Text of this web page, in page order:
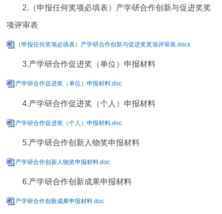
2. （申报任何奖项必填表）产学研合作创新与促进奖奖
项评审表
（申报任何奖项必填表）产学研合作创新与促进奖奖项评审表.docx
3.产学研合作促进奖（单位）申报材料
产学研合作促进奖（单位）申报材料.doc
4.产学研合作促进奖（个人）申报材料
产学研合作促进奖（个人）申报材料.doc
5.产学研合作创新人物奖申报材料
产学研合作创新人物奖申报材料.doc
6.产学研合作创新成果申报材料
产学研合作创新成果申报材料.doc